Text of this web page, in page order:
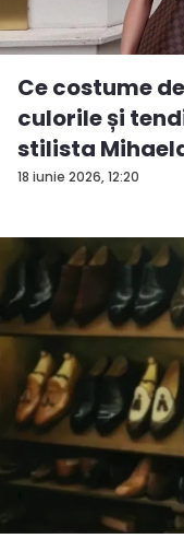
18 iunie 2026, 12:20
Ce costume
culorile și
stilista